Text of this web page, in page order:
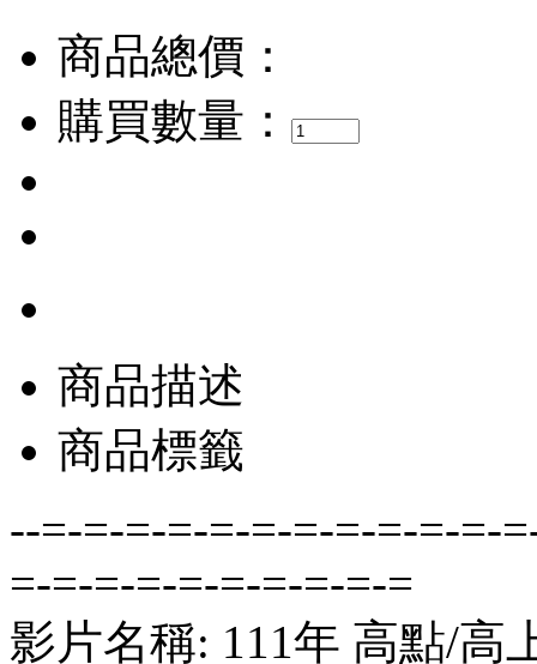
商品總價：
購買數量：
商品描述
商品標籤
--=-=-=-=-=-=-=-=-=-=-=-
=-=-=-=-=-=-=-=-=-=
影片名稱: 111年 高點/高